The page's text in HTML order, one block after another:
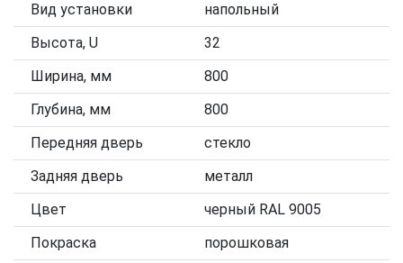
Вид установки
напольный
Высота, U
32
Ширина, мм
800
Глубина, мм
800
Передняя дверь
стекло
Задняя дверь
металл
Цвет
черный RAL 9005
Покраска
порошковая